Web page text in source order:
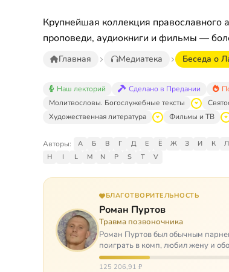
Крупнейшая коллекция православного
проповеди, аудиокниги и фильмы —
Главная Медиатека Беседа о
Наш лекторий Сделано в Предании
Молитвословы. Богослужебные тексты
Художественная литература
Фильмы и ТВ
Авторы: А Б В Г Д Е Ё Ж З И К Л
H
I L M N P S T V
БЛАГОТВОРИТЕЛЬНОСТЬ
Роман Пуртов
Травма позвоночника
Роман Пуртов был обычным
поиграть в комп, любил жену и
автоаварии и тепе…
125 206,91 ₽